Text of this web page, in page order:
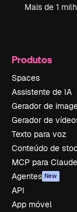
Mais de 1
Produtos
Spaces
Assistente de IA
Gerador de
Gerador de
Texto para voz
Conteúdo de
MCP para
Agentes New
API
App móvel